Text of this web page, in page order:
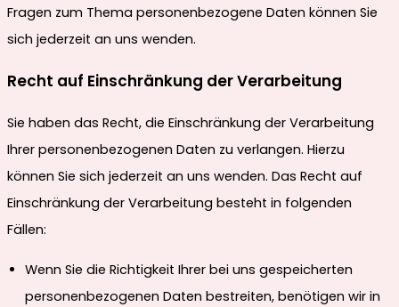
Fragen zum Thema personenbezogene Daten können Sie
sich jederzeit an uns wenden.
Recht auf Einschränkung der Verarbeitung
Sie haben das Recht, die Einschränkung der Verarbeitung
Ihrer personenbezogenen Daten zu verlangen. Hierzu
können Sie sich jederzeit an uns wenden. Das Recht auf
Einschränkung der Verarbeitung besteht in folgenden
Fällen:
Wenn Sie die Richtigkeit Ihrer bei uns gespeicherten
personenbezogenen Daten bestreiten, benötigen wir in